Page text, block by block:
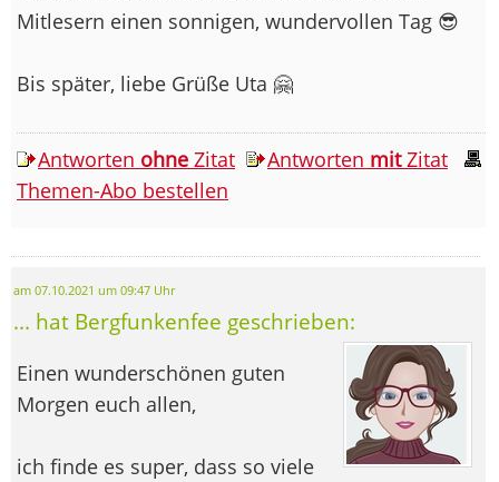
Mitlesern einen sonnigen, wundervollen Tag 😎
Bis später, liebe Grüße Uta 🤗
Antworten ohne Zitat Antworten mitZitat
Themen-Abo bestellen
am 07.10.2021 um 09:47 Uhr
... hat Bergfunkenfee geschrieben:
Einen wunderschönen guten
Morgen euch allen,
ich finde es super, dass so viele